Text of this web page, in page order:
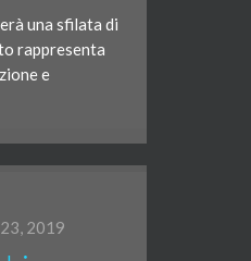
una sfilata di
rappresenta
e
2019